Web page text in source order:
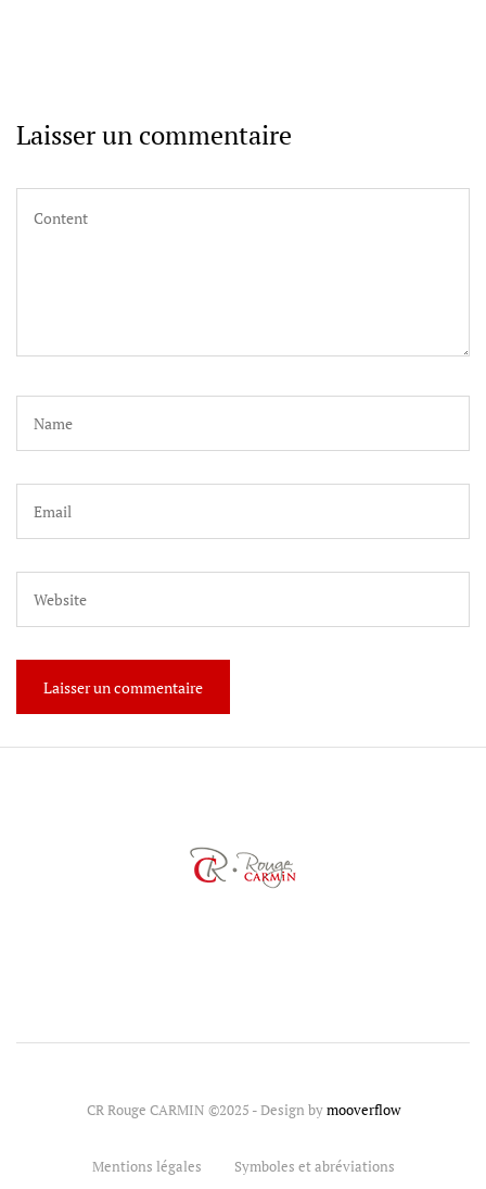
Laisser un commentaire
CR Rouge CARMIN ©2025 - Design bymooverflow
Mentions légales Symboles et abréviations